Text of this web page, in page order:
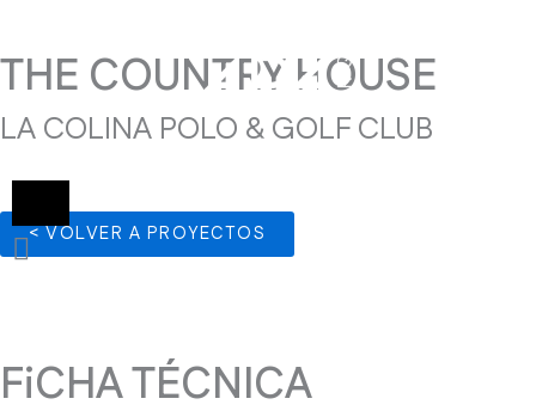
to
content
THE COUNTRY HOUSE
LA COLINA POLO & GOLF CLUB
< VOLVER A PROYECTOS
FiCHA TÉCNICA